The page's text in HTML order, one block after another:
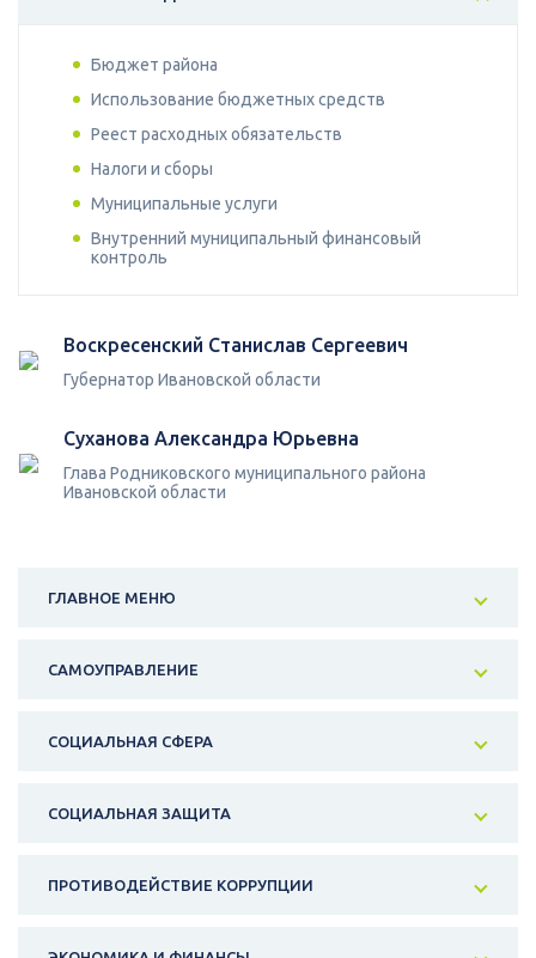
Бюджет района
Использование бюджетных средств
Реест расходных обязательств
Налоги и сборы
Муниципальные услуги
Внутренний муниципальный финансовый
контроль
Воскресенский Станислав Сергеевич
Губернатор Ивановской области
Суханова Александра Юрьевна
Глава Родниковского муниципального района
Ивановской области
ГЛАВНОЕ МЕНЮ
САМОУПРАВЛЕНИЕ
СОЦИАЛЬНАЯ СФЕРА
СОЦИАЛЬНАЯ ЗАЩИТА
ПРОТИВОДЕЙСТВИЕ КОРРУПЦИИ